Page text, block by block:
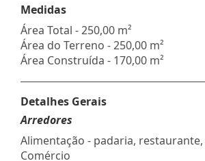
Medidas
Área Total - 250,00 m²
Área do Terreno - 250,00 m²
Área Construída - 170,00 m²
Detalhes Gerais
Arredores
Alimentação - padaria,
Comércio